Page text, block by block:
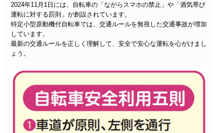
2024年11月1日には、自転車の「ながらスマホの禁止」や「酒気帯び
運転に対する罰則」が創設されています。
特定小型原動機付自転車では、交通ルールを無視した交通事故が増加
しています。
最新の交通ルールを正しく理解して、安全で安心な運転を心がけまし
ょう。